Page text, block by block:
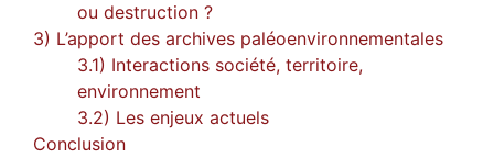
ou destruction ?
3) L’apport des archives paléoenvironnementales
3.1) Interactions société, territoire,
environnement
3.2) Les enjeux actuels
Conclusion